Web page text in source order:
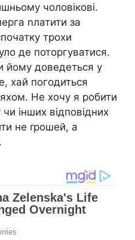
чоловікові.
nлатити за
трохи
де поторгуватися.
йому доведеться у
хай погодиться
Не хочу я робити
інших відповідних
не rрошей, а